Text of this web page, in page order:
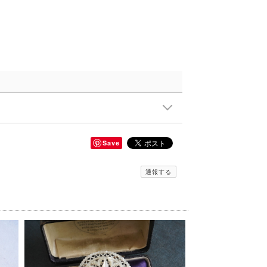
Save
通報する